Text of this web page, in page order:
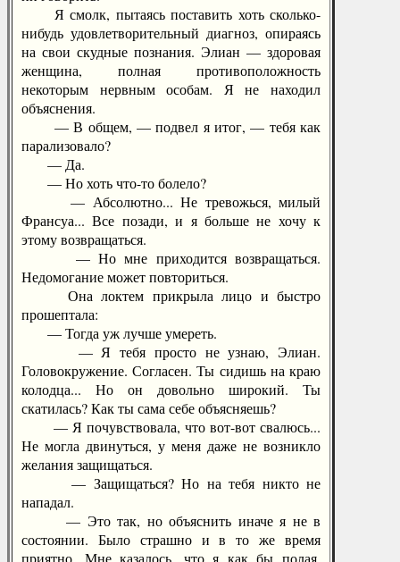
Я смолк, пытаясь поставить хоть сколько-
нибудь удовлетворительный диагноз, опираясь
на свои скудные познания. Элиан — здоровая
женщина, полная противоположность
некоторым нервным особам. Я не находил
объяснения.
— В общем, — подвел я итог, — тебя как
парализовало?
— Да.
— Но хоть что-то болело?
— Абсолютно... Не тревожься, милый
Франсуа... Все позади, и я больше не хочу к
этому возвращаться.
— Но мне приходится возвращаться.
Недомогание может повториться.
Она локтем прикрыла лицо и быстро
прошептала:
— Тогда уж лучше умереть.
— Я тебя просто не узнаю, Элиан.
Головокружение. Согласен. Ты сидишь на краю
колодца... Но он довольно широкий. Ты
скатилась? Как ты сама себе объясняешь?
— Я почувствовала, что вот-вот свалюсь...
Не могла двинуться, у меня даже не возникло
желания защищаться.
— Защищаться? Но на тебя никто не
нападал.
— Это так, но объяснить иначе я не в
состоянии. Было страшно и в то же время
приятно. Мне казалось, что я как бы полая,